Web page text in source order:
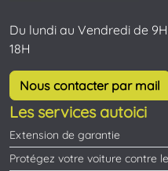
Du lundi au Vendredi de
18H
Nous contacter par mail
Les services autoici
Extension de garantie
Protégez votre voiture contre